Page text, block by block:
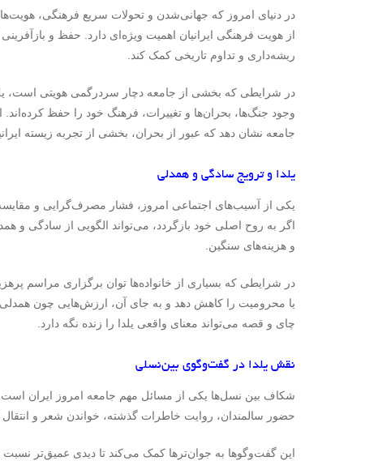
در دنیای امروز که جهانی‌شدن و تحولات سریع فرهنگی،
از هویت فرهنگی ایرانیان اهمیت ویژه‌ای دارد. حفظ و
ریشه‌داری و تداوم تاریخی کمک کند.
در شرایطی که بخشی از جامعه دچار سردرگمی هویتی است،
وجود جنگ‌ها، بحران‌ها و تغییرات، فرهنگ خود را حفظ
جامعه نشان دهد که عبور از بحران، بخشی از تجربه زیسته
یلدا و ترویج سادگی و همدلی
یکی از آسیب‌های اجتماعی امروز، فشار مصرف‌گرایی و
اگر به روح اصلی خود بازگردد، می‌تواند الگویی از سادگی و
و هزینه‌های سنگین.
در شرایطی که بسیاری از خانواده‌ها توان برگزاری مراسم
یا محرومیت را کاهش دهد و به جای آن، ارزش‌هایی چون
چای و قصه می‌تواند معنای واقعی یلدا را زنده نگه دارد.
نقش یلدا در گفت‌وگوی بین‌نسلی
شکاف بین نسل‌ها یکی از مسائل مهم جامعه امروز ایران
حضور سالمندان، روایت خاطرات گذشته، خواندن شعر و
این گفت‌وگوها به جوان‌ترها کمک می‌کند تا دیدی عمیق‌تر نسبت